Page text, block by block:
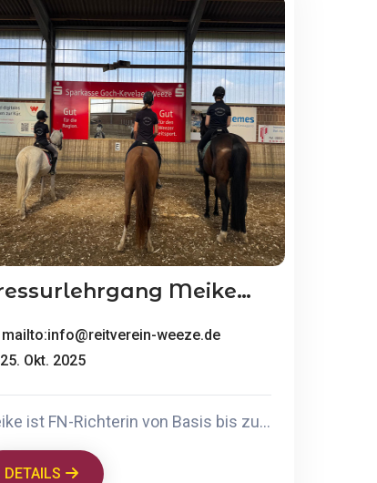
Dressurlehrgang Meike Schmidt
mailto:info@reitverein-weeze.de
25. Okt. 2025
Meike ist FN-Richterin von Basis bis zur Klasse S und selbst aktiv im Jungpferdesattel und bis Dressur Grand Prix.
DETAILS